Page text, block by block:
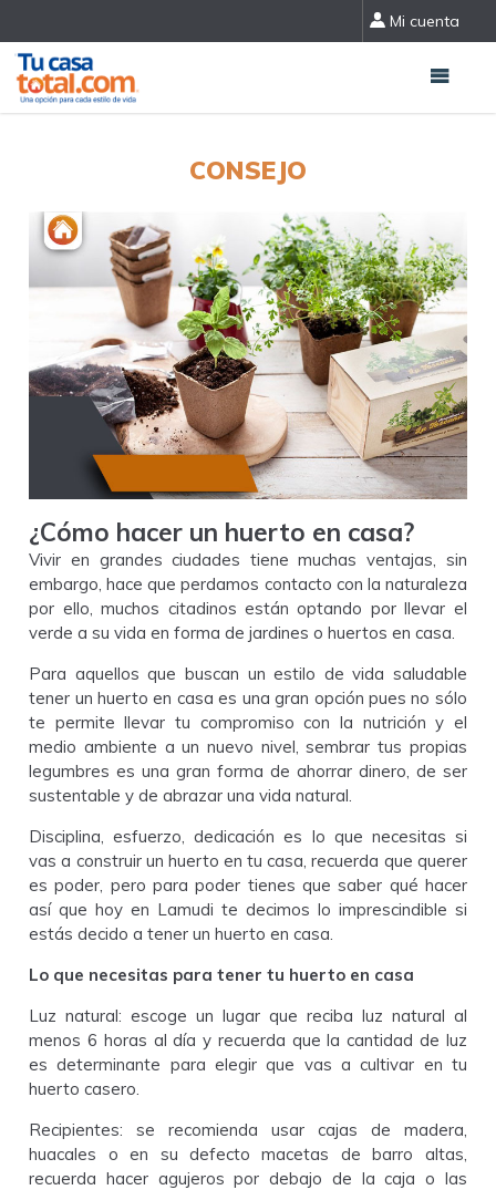
Mi cuenta
CONSEJO
¿Cómo hacer un huerto en casa?
Vivir en grandes ciudades tiene muchas ventajas, sin
embargo, hace que perdamos contacto con la naturaleza
por ello, muchos citadinos están optando por llevar el
verde a su vida en forma de jardines o huertos en casa.
Para aquellos que buscan un estilo de vida saludable
tener un huerto en casa es una gran opción pues no sólo
te permite llevar tu compromiso con la nutrición y el
medio ambiente a un nuevo nivel, sembrar tus propias
legumbres es una gran forma de ahorrar dinero, de ser
sustentable y de abrazar una vida natural.
Disciplina, esfuerzo, dedicación es lo que necesitas si
vas a construir un huerto en tu casa, recuerda que querer
es poder, pero para poder tienes que saber qué hacer
así que hoy en Lamudi te decimos lo imprescindible si
estás decido a tener un huerto en casa.
Lo que necesitas para tener tu huerto en casa
Luz natural: escoge un lugar que reciba luz natural al
menos 6 horas al día y recuerda que la cantidad de luz
es determinante para elegir que vas a cultivar en tu
huerto casero.
Recipientes: se recomienda usar cajas de madera,
huacales o en su defecto macetas de barro altas,
recuerda hacer agujeros por debajo de la caja o las